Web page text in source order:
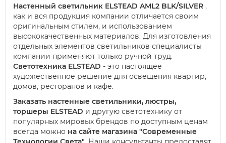
Настенный светильник ELSTEAD AML2 BLK/SILVER ,
как и вся продукция компании отличается своим
оригинальным стилем, и использованием
высококачественных материалов. Для изготовления
отдельных элементов светильников специалисты
компании применяют только ручной труд.
Светотехника ELSTEAD - это настоящее
художественное решение для освещения квартир,
домов, ресторанов и кафе.
Заказать настенные светильники, люстры,
торшеры ELSTEAD и другую светотехнику от
популярных мировых брендов по доступным ценам
всегда можно на сайте магазина "Современные